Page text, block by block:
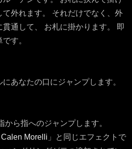
外れます。 それだけでなく、外
通して、 お札に掛かります。 即
す。
あなたの口にジャンプします。
ら指へのジャンプします。
Morelli 」と同じエフェクトで